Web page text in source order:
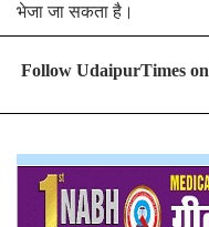
भेजा जा सकता है।
Follow UdaipurTimes on